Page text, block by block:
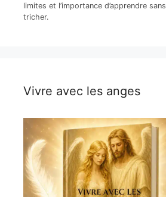
limites et l’importance d’apprendre sans
tricher.
Vivre avec les anges